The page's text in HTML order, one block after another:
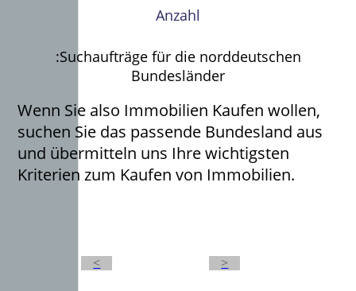
Anzahl
:Suchaufträge für die norddeutschen
Bundesländer
Wenn Sie also Immobilien Kaufen wollen,
suchen Sie das passende Bundesland aus
und übermitteln uns Ihre wichtigsten
Kriterien zum Kaufen von Immobilien.
< >